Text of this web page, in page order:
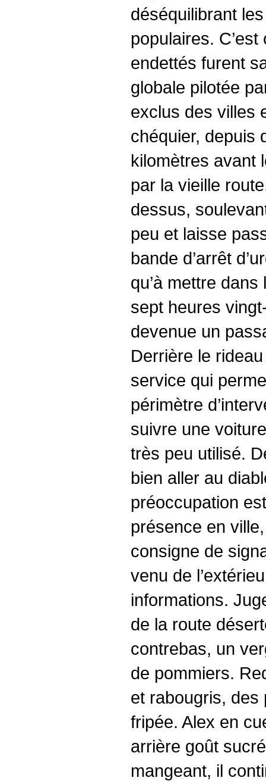
déséquilibrant
populaires.
endettés furent
globale pilotée
exclus des villes
chéquier, depuis
kilomètres avant
par la vieille
dessus,
peu et laisse
bande d’arrêt
qu’à mettre
sept heures
devenue un
Derrière le
service qui
périmètre
suivre une
très peu utilisé.
bien aller au
préoccupation
présence en
consigne de
venu de
informations.
de la route
contrebas, un
de pommiers.
et rabougris, des
fripée. Alex en
arrière goût
mangeant, il